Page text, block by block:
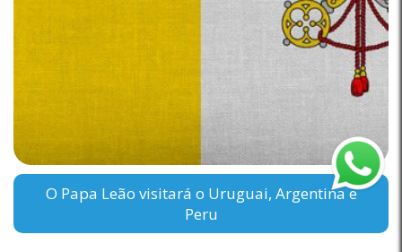
O Papa Leão visitará o Uruguai, Argentina e
Peru